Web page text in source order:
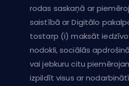
rodas saskaņā ar
saistībā ar Digitālo
tostarp (i) maksāt
nodokli, sociālās
vai jebkuru citu
izpildīt visus ar